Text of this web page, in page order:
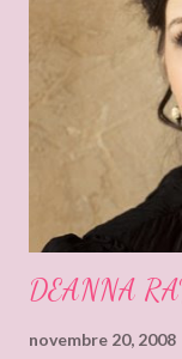
DEANNA
novembre 20, 2008